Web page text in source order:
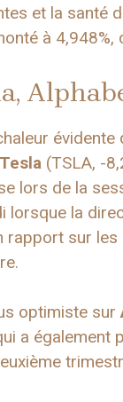
et la santé
à 4,948%,
évidente
Tesla (TSLA, -
lors de la
lorsque la
rapport sur les
optimiste sur
a également